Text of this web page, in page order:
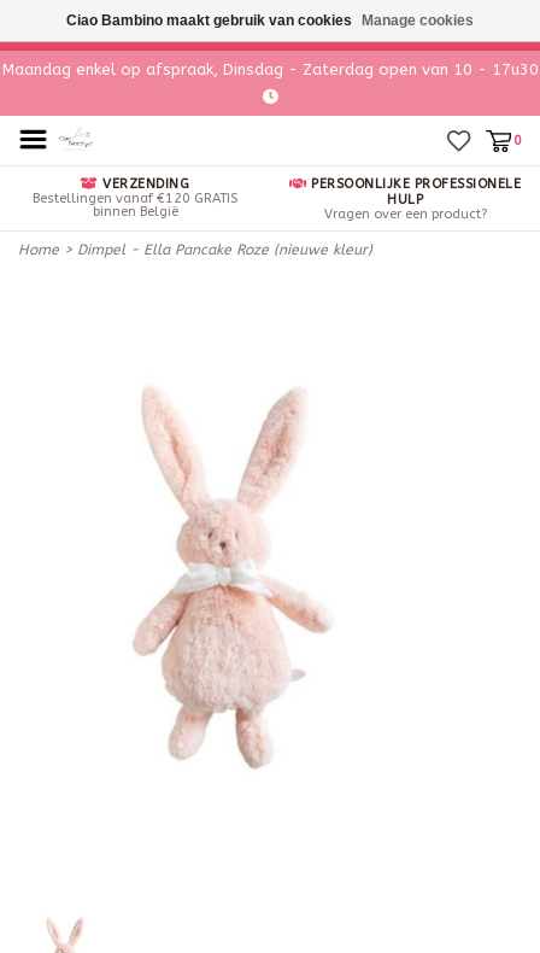
Maandag enkel op afspraak, Dinsdag - Zaterdag open van 10 - 17u30
0
VERZENDING
Bestellingen vanaf €120 GRATIS
binnen België
PERSOONLIJKE PROFESSIONELE
HULP
Vragen over een product?
Home > Dimpel - Ella Pancake Roze (nieuwe kleur)
Ciao Bambino maakt gebruik van cookies Manage cookies